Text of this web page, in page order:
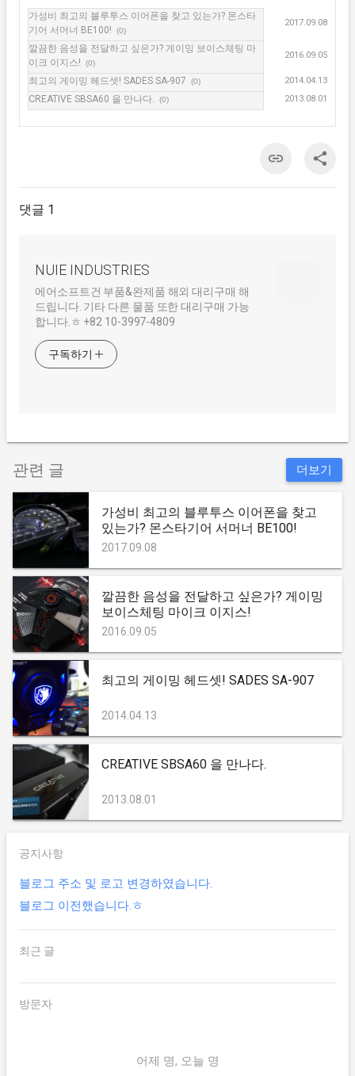
가성비 최고의 블루투스 이어폰을 찾고 있는가? 몬스타
기어 서머너 BE100!
(0)
2017.09.08
깔끔한 음성을 전달하고 싶은가? 게이밍 보이스체팅 마
이크 이지스!
(0)
2016.09.05
최고의 게이밍 헤드셋! SADES SA-907 (0) 2014.04.13
CREATIVE SBSA60 을 만나다. (0) 2013.08.01
댓글 1
NUIE INDUSTRIES
에어소프트건 부품&완제품 해외 대리구매 해
드립니다. 기타 다른 물품 또한 대리구매 가능
합니다.ㅎ +82 10-3997-4809
구독하기
관련 글 더보기
가성비 최고의 블루투스 이어폰을 찾고
있는가? 몬스타기어 서머너 BE100!
2017.09.08
깔끔한 음성을 전달하고 싶은가? 게이밍
보이스체팅 마이크 이지스!
2016.09.05
최고의 게이밍 헤드셋! SADES SA-907
2014.04.13
CREATIVE SBSA60 을 만나다.
2013.08.01
공지사항
블로그 주소 및 로고 변경하였습니다.
블로그 이전했습니다.ㅎ
최근 글
방문자
어제 명, 오늘 명